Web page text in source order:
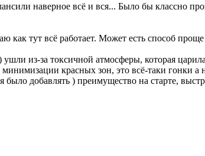
наверное всё и вся... Было бы классно
как тут всё работает. Может есть способ
из-за токсичной атмосферы, которая
красных зон, это всё-таки гонки
добавлять ) преимущество на старте,